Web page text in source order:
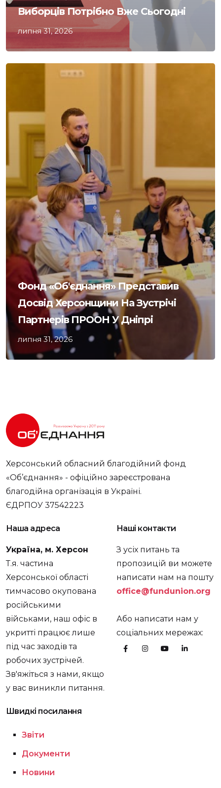
Виборців Потрібно Вже Сьогодні
липня 31, 2026
Фонд «Об'єднання» Представив
Досвід Херсонщини На Зустрічі
Партнерів ПРООН У Дніпрі
липня 31, 2026
Херсонський обласний благодійний фонд
«Об’єднання» - офіційно зареєстрована
благодійна організація в Україні.
ЄДРПОУ 37542223
Наша адреса
Україна, м. Херсон
Т.я. частина
Херсонської області
тимчасово окупована
російськими
військами, наш офіс в
укритті працює лише
під час заходів та
робочих зустрічей.
Зв'яжіться з нами, якщо
у вас виникли питання.
Наші контакти
З усіх питань та
пропозицій ви можете
написати нам на пошту
office@fundunion.org
Або написати нам у
соціальних мережах:
Швидкі посилання
Звіти
Документи
Новини